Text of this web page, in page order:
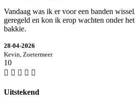
Vandaag was ik er voor een banden
geregeld en kon ik erop wachten onder
bakkie.
28-04-2026
Kevin, Zoetermeer
10
Uitstekend